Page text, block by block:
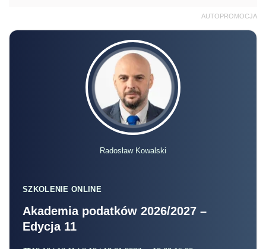
AUTOPROMOCJA
Radosław Kowalski
SZKOLENIE ONLINE
Akademia podatków 2026/2027 –
Edycja 11